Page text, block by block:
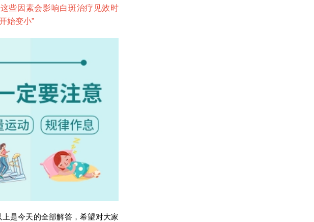
这些因素会影响白斑治疗见效时
始变小”
是今天的全部解答，希望对大家